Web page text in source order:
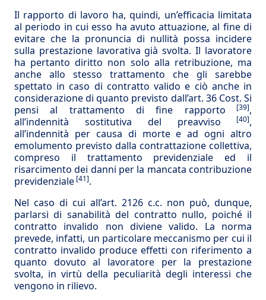
Il rapporto di lavoro ha, quindi, un’efficacia limitata
al periodo in cui esso ha avuto attuazione, al fine di
evitare che la pronuncia di nullità possa incidere
sulla prestazione lavorativa già svolta. Il lavoratore
ha pertanto diritto non solo alla retribuzione, ma
anche allo stesso trattamento che gli sarebbe
spettato in caso di contratto valido e ciò anche in
considerazione di quanto previsto dall’art. 36 Cost. Si
pensi al trattamento di fine rapporto
[39],
all’indennità sostitutiva del preavviso
[40],
all’indennità per causa di morte e ad ogni altro
emolumento previsto dalla contrattazione collettiva,
compreso il trattamento previdenziale ed il
risarcimento dei danni per la mancata contribuzione
previdenziale [41].
Nel caso di cui all’art. 2126 c.c. non può, dunque,
parlarsi di sanabilità del contratto nullo, poiché il
contratto invalido non diviene valido. La norma
prevede, infatti, un particolare meccanismo per cui il
contratto invalido produce effetti con riferimento a
quanto dovuto al lavoratore per la prestazione
svolta, in virtù della peculiarità degli interessi che
vengono in rilievo.